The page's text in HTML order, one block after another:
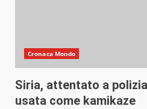
Cronaca Mondo
Siria, attentato a
usata come kamikaze